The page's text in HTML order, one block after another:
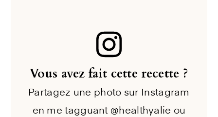
Vous avez fait cette recette ?
Partagez une photo sur Instagram
en me tagguant @healthyalie ou